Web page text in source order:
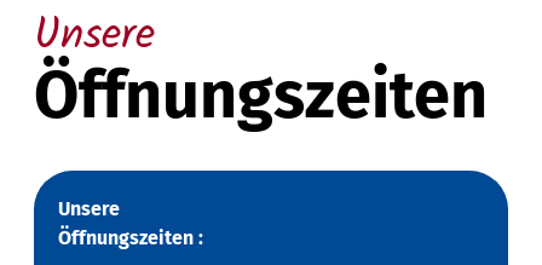
Unsere
Öffnungszeiten
Unsere
Öffnungszeiten :